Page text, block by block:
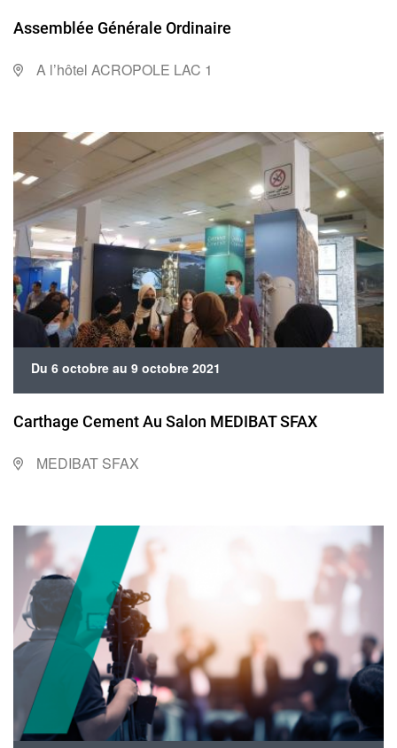
Assemblée Générale Ordinaire
A l’hôtel ACROPOLE LAC 1
Du 6 octobre au 9 octobre 2021
Carthage Cement Au Salon MEDIBAT SFAX
MEDIBAT SFAX